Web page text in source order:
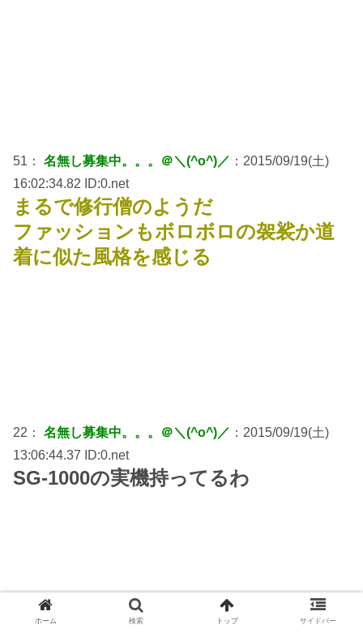
51： 名無し募集中。。。＠＼(^o^)／ ：2015/09/19(土)
16:02:34.82 ID:0.net
まるで修行僧のようだ
ファッションもボロボロの袈裟か道
着に似た風格を感じる
22： 名無し募集中。。。＠＼(^o^)／ ：2015/09/19(土)
13:06:44.37 ID:0.net
SG-1000の実機持ってるわ
ホーム 検索 トップ サイドバー